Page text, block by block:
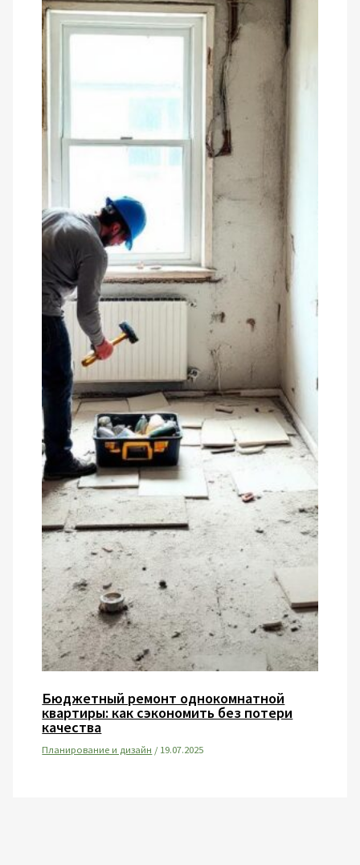
Бюджетный ремонт однокомнатной
квартиры: как сэкономить без потери
качества
Планирование и дизайн /19.07.2025